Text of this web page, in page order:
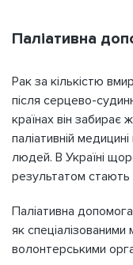
Паліативна
Рак за кількістю
після серцево-
країнах він забирає
паліативній
людей. В Україні
результатом стають
Паліативна
як
волонтерськими